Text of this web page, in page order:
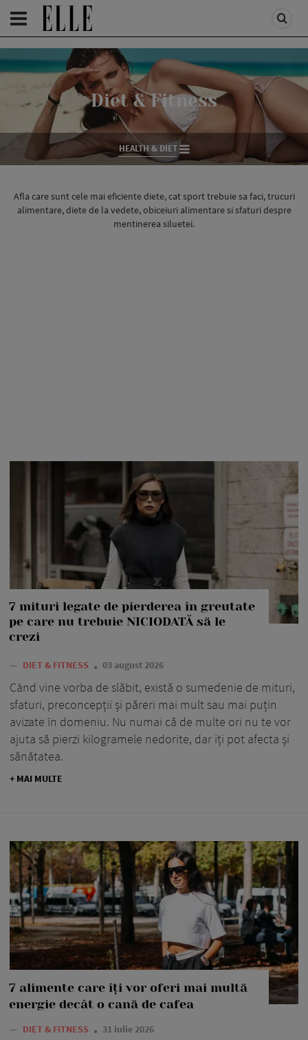
HOMEPAGE /HEALTH & DIET
Diet & Fitness
HEALTH & DIET
Afla care sunt cele mai eficiente diete, cat sport trebuie sa faci, trucuri
alimentare, diete de la vedete, obiceiuri alimentare si sfaturi despre
mentinerea siluetei.
7 mituri legate de pierderea în greutate
pe care nu trebuie NICIODATĂ să le
crezi
— DIET & FITNESS 03 august 2026
Când vine vorba de slăbit, există o sumedenie de mituri,
sfaturi, preconcepții și păreri mai mult sau mai puțin
avizate în domeniu. Nu numai că de multe ori nu te vor
ajuta să pierzi kilogramele nedorite, dar iți pot afecta și
sănătatea.
+ MAI MULTE
7 alimente care îți vor oferi mai multă
energie decât o cană de cafea
— DIET & FITNESS 31 iulie 2026